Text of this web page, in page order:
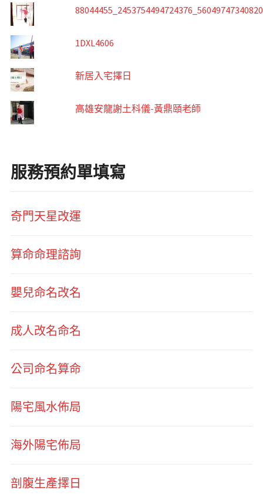
1DXL4606
新居入宅擇日
高雄安龍謝土科儀-黃鼎頤老師
服務預約單填寫
奇門天星改運
算命命理諮詢
嬰兒命名改名
成人改名命名
公司命名算命
陽宅風水佈局
海外陽宅佈局
剖腹生產擇日